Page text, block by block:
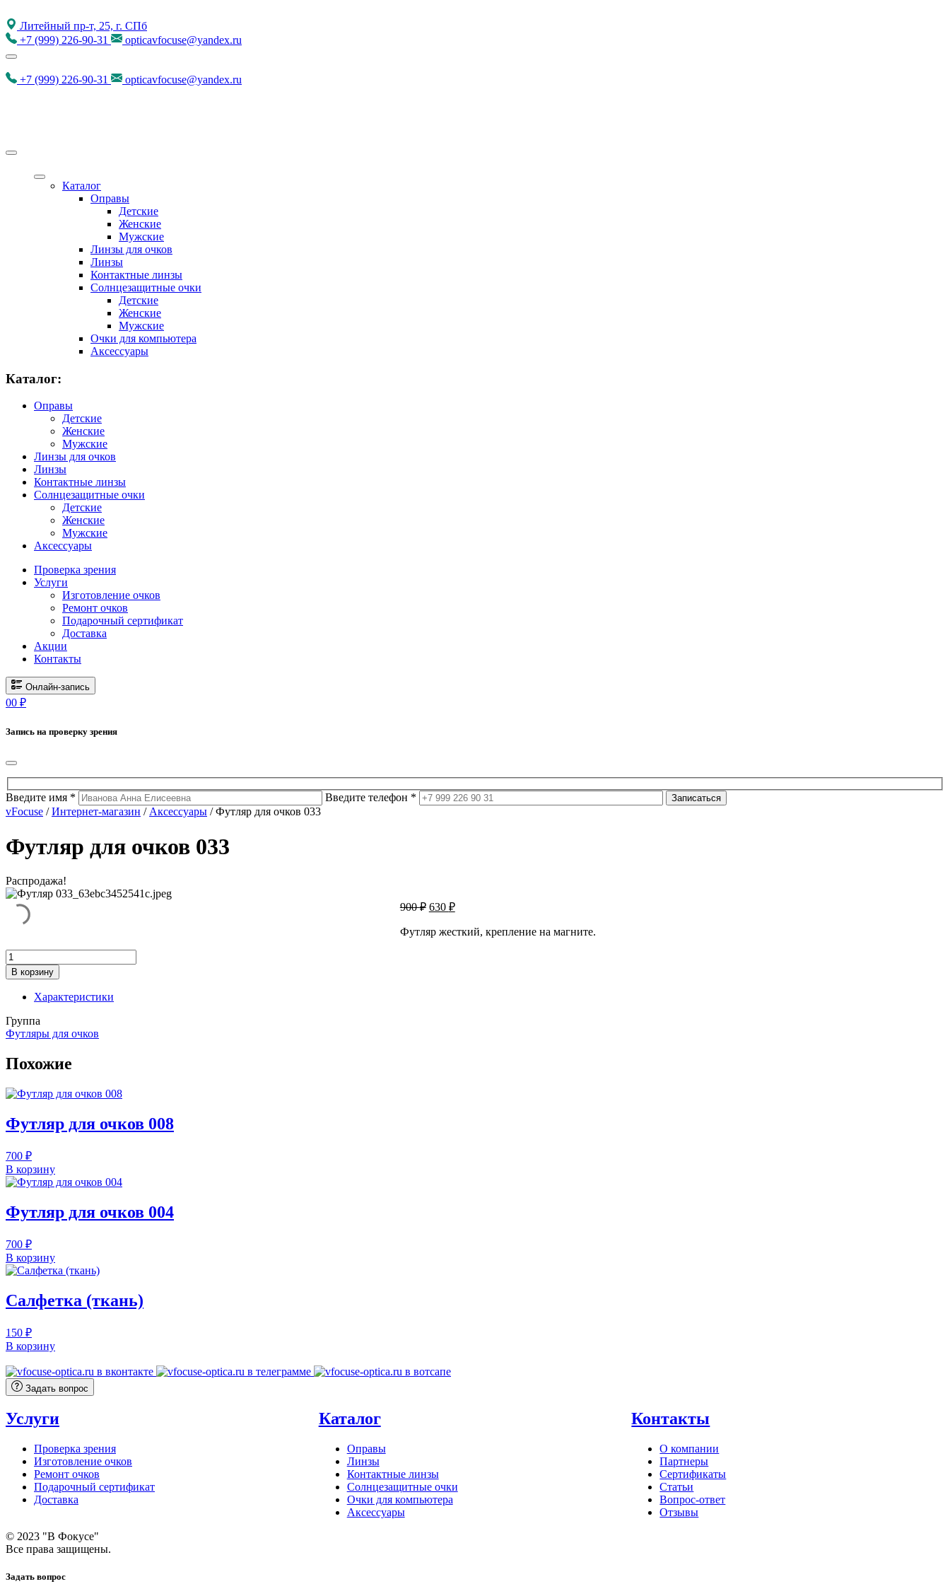
Литейный пр-т, 25, г. СПб
+7 (999) 226-90-31 opticavfocuse@yandex.ru
+7 (999) 226-90-31 opticavfocuse@yandex.ru
Каталог
Оправы
Детские
Женские
Мужские
Линзы для очков
Линзы
Контактные линзы
Солнцезащитные очки
Детские
Женские
Мужские
Очки для компьютера
Аксессуары
Каталог:
Оправы
Детские
Женские
Мужские
Линзы для очков
Линзы
Контактные линзы
Солнцезащитные очки
Детские
Женские
Мужские
Аксессуары
Проверка зрения
Услуги
Изготовление очков
Ремонт очков
Подарочный сертификат
Доставка
Акции
Контакты
Онлайн-запись
00 ₽
Запись на проверку зрения
Введите имя * Введите телефон * Записаться
vFocuse /Интернет-магазин / Аксессуары / Футляр для очков 033
Футляр для очков 033
Распродажа!
900₽ Первоначальная
составляла
630 ₽Текущая
630 ₽.
Футляр жесткий, крепление на магните.
Количество
товара
Футляр
033
В корзину
Характеристики
Группа
Футляры для очков
Похожие
Футляр для очков 008
700 ₽
В корзину
Футляр для очков 004
700 ₽
В корзину
Салфетка (ткань)
150 ₽
В корзину
Задать вопрос
Услуги
Проверка зрения
Изготовление очков
Ремонт очков
Подарочный сертификат
Доставка
Каталог
Оправы
Линзы
Контактные линзы
Солнцезащитные очки
Очки для компьютера
Аксессуары
Контакты
О компании
Партнеры
Сертификаты
Статьи
Вопрос-ответ
Отзывы
© 2023 "В Фокусе"
Все права защищены.
Задать вопрос